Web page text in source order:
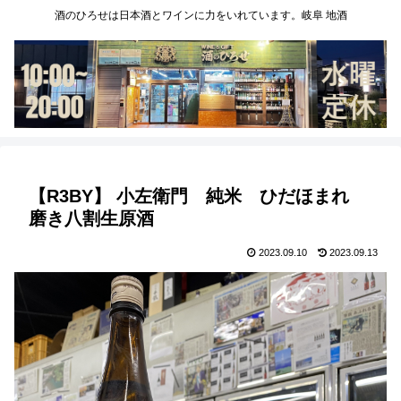
酒のひろせは日本酒とワインに力をいれています。岐阜 地酒
【R3BY】 小左衛門 純米 ひだほまれ
磨き八割生原酒
2023.09.10 2023.09.13